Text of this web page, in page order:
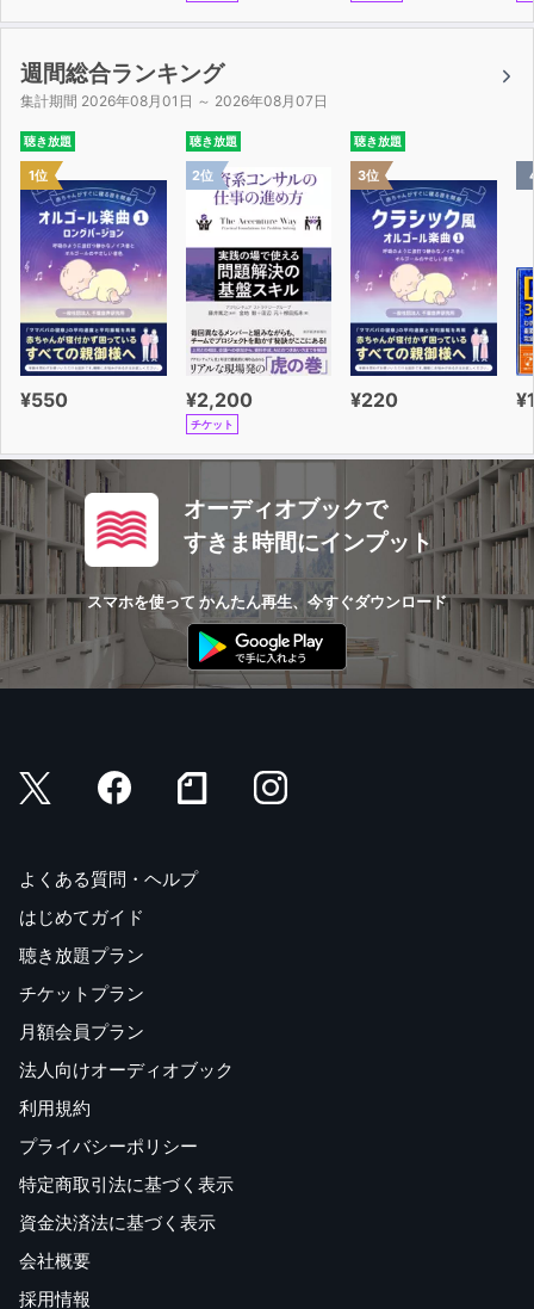
週間総合ランキング
集計期間 2026年08月01日 ～ 2026年08月07日
聴き放題
1位
¥550
聴き放題
2位
¥2,200
チケット
聴き放題
3位
¥220
オーディオブックで
すきま時間にインプット
スマホを使って かんたん再生、今すぐダウンロード
よくある質問・ヘルプ
はじめてガイド
聴き放題プラン
チケットプラン
月額会員プラン
法人向けオーディオブック
利用規約
プライバシーポリシー
特定商取引法に基づく表示
資金決済法に基づく表示
会社概要
採用情報